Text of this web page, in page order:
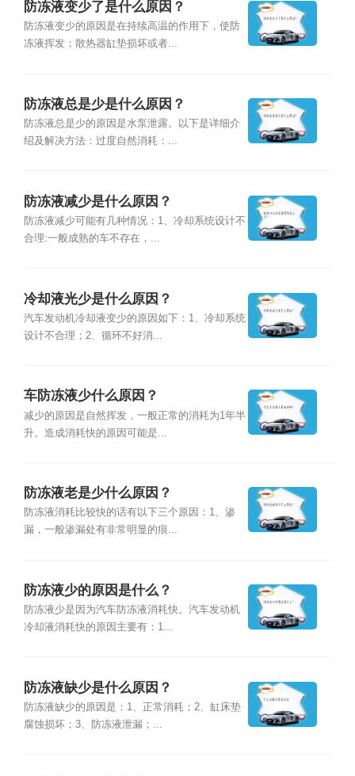
防冻液变少了是什么原因？
防冻液变少的原因是在持续高温的作用下，使防
冻液挥发；散热器缸垫损坏或者...
防冻液总是少是什么原因？
防冻液总是少的原因是水泵泄露。以下是详细介
绍及解决方法：过度自然消耗：...
防冻液减少是什么原因？
防冻液减少可能有几种情况：1、冷却系统设计不
合理:一般成熟的车不存在，...
冷却液光少是什么原因？
汽车发动机冷却液变少的原因如下：1、冷却系统
设计不合理；2、循环不好消...
车防冻液少什么原因？
减少的原因是自然挥发，一般正常的消耗为1年半
升。造成消耗快的原因可能是...
防冻液老是少什么原因？
防冻液消耗比较快的话有以下三个原因：1、渗
漏，一般渗漏处有非常明显的痕...
防冻液少的原因是什么？
防冻液少是因为汽车防冻液消耗快。汽车发动机
冷却液消耗快的原因主要有：1...
防冻液缺少是什么原因？
防冻液缺少的原因是：1、正常消耗；2、缸床垫
腐蚀损坏；3、防冻液泄漏；...